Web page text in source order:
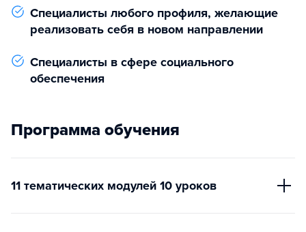
Специалисты любого профиля, желающие
реализовать себя в новом направлении
Специалисты в сфере социального
обеспечения
Программа обучения
11 тематических модулей 10 уроков